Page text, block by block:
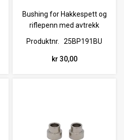
Bushing for Hakkespett og
riflepenn med avtrekk
Produktnr.
25BP191BU
kr 30,00